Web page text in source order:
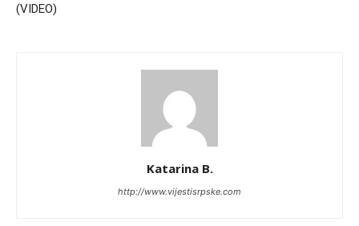
(VIDEO)
Katarina B.
http://www.vijestisrpske.com